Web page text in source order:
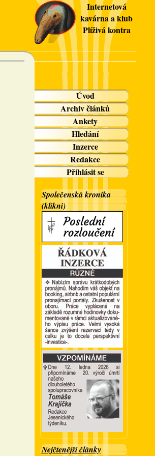
Internetová
kavárna a klub
Plíživá kontra
Úvod
Archiv článků
Ankety
Hledání
Inzerce
Redakce
Přihlásit se
Společenská kronika
(klikni)
Nejčtenější články